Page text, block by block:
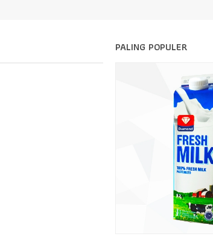
PALING POPULER